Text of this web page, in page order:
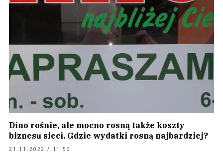
Dino rośnie, ale mocno rosną także koszty
biznesu sieci. Gdzie wydatki rosną najbardziej?
21.11.2022 / 11:56